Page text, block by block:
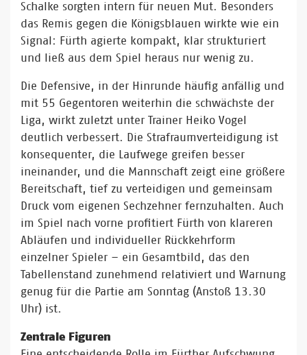
Schalke sorgten intern für neuen Mut. Besonders
das Remis gegen die Königsblauen wirkte wie ein
Signal: Fürth agierte kompakt, klar strukturiert
und ließ aus dem Spiel heraus nur wenig zu.
Die Defensive, in der Hinrunde häufig anfällig und
mit 55 Gegentoren weiterhin die schwächste der
Liga, wirkt zuletzt unter Trainer Heiko Vogel
deutlich verbessert. Die Strafraumverteidigung ist
konsequenter, die Laufwege greifen besser
ineinander, und die Mannschaft zeigt eine größere
Bereitschaft, tief zu verteidigen und gemeinsam
Druck vom eigenen Sechzehner fernzuhalten. Auch
im Spiel nach vorne profitiert Fürth von klareren
Abläufen und individueller Rückkehrform
einzelner Spieler – ein Gesamtbild, das den
Tabellenstand zunehmend relativiert und Warnung
genug für die Partie am Sonntag (Anstoß 13.30
Uhr) ist.
Zentrale Figuren